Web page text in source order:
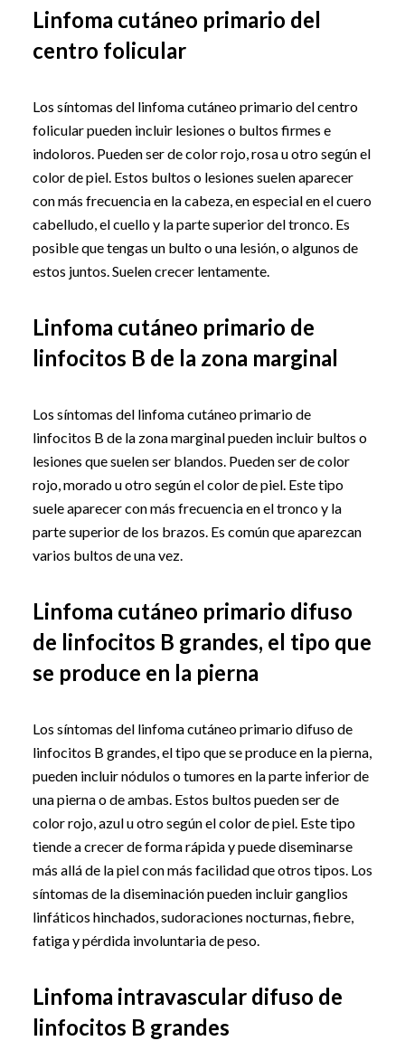
Linfoma cutáneo primario del
centro folicular
Los síntomas del linfoma cutáneo primario del centro
folicular pueden incluir lesiones o bultos firmes e
indoloros. Pueden ser de color rojo, rosa u otro según el
color de piel. Estos bultos o lesiones suelen aparecer
con más frecuencia en la cabeza, en especial en el cuero
cabelludo, el cuello y la parte superior del tronco. Es
posible que tengas un bulto o una lesión, o algunos de
estos juntos. Suelen crecer lentamente.
Linfoma cutáneo primario de
linfocitos B de la zona marginal
Los síntomas del linfoma cutáneo primario de
linfocitos B de la zona marginal pueden incluir bultos o
lesiones que suelen ser blandos. Pueden ser de color
rojo, morado u otro según el color de piel. Este tipo
suele aparecer con más frecuencia en el tronco y la
parte superior de los brazos. Es común que aparezcan
varios bultos de una vez.
Linfoma cutáneo primario difuso
de linfocitos B grandes, el tipo que
se produce en la pierna
Los síntomas del linfoma cutáneo primario difuso de
linfocitos B grandes, el tipo que se produce en la pierna,
pueden incluir nódulos o tumores en la parte inferior de
una pierna o de ambas. Estos bultos pueden ser de
color rojo, azul u otro según el color de piel. Este tipo
tiende a crecer de forma rápida y puede diseminarse
más allá de la piel con más facilidad que otros tipos. Los
síntomas de la diseminación pueden incluir ganglios
linfáticos hinchados, sudoraciones nocturnas, fiebre,
fatiga y pérdida involuntaria de peso.
Linfoma intravascular difuso de
linfocitos B grandes